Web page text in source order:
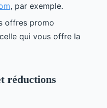
, par exemple.
offres promo
qui vous offre la
réductions